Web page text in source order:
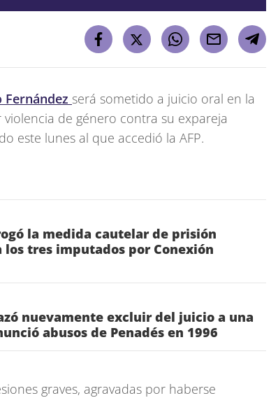
será sometido a juicio oral en la
de género contra su expareja
este lunes al que accedió la AFP.
la medida cautelar de prisión
tres imputados por Conexión
nuevamente excluir del juicio a una
abusos de Penadés en 1996
graves, agravadas por haberse